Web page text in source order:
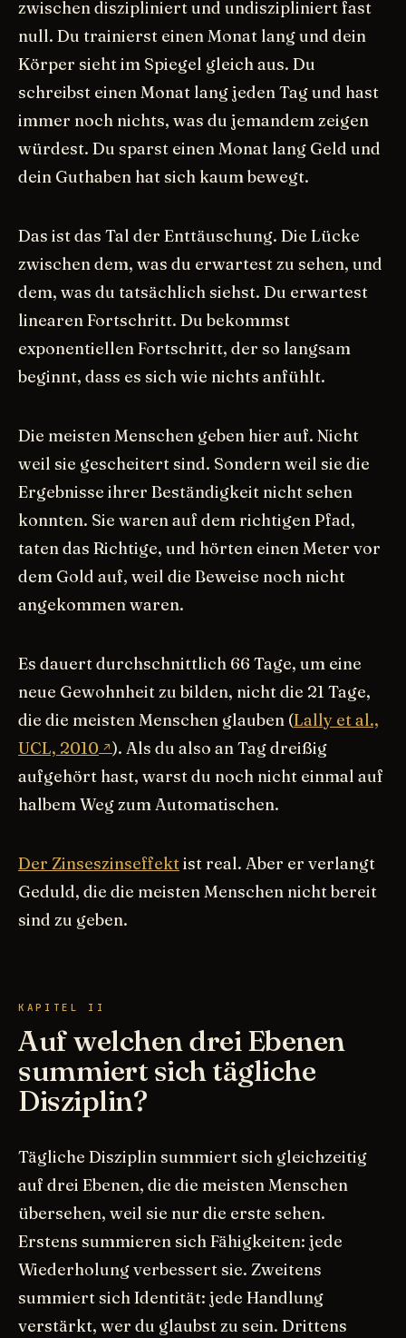
zwischen diszipliniert und undiszipliniert fast
null. Du trainierst einen Monat lang und dein
Körper sieht im Spiegel gleich aus. Du
schreibst einen Monat lang jeden Tag und hast
immer noch nichts, was du jemandem zeigen
würdest. Du sparst einen Monat lang Geld und
dein Guthaben hat sich kaum bewegt.
Das ist das Tal der Enttäuschung. Die Lücke
zwischen dem, was du erwartest zu sehen, und
dem, was du tatsächlich siehst. Du erwartest
linearen Fortschritt. Du bekommst
exponentiellen Fortschritt, der so langsam
beginnt, dass es sich wie nichts anfühlt.
Die meisten Menschen geben hier auf. Nicht
weil sie gescheitert sind. Sondern weil sie die
Ergebnisse ihrer Beständigkeit nicht sehen
konnten. Sie waren auf dem richtigen Pfad,
taten das Richtige, und hörten einen Meter vor
dem Gold auf, weil die Beweise noch nicht
angekommen waren.
Es dauert durchschnittlich 66 Tage, um eine
neue Gewohnheit zu bilden, nicht die 21 Tage,
die die meisten Menschen glauben (Lally et al.,
UCL, 2010
). Als du also an Tag dreißig
aufgehört hast, warst du noch nicht einmal auf
halbem Weg zum Automatischen.
Der Zinseszinseffektist real. Aber er verlangt
Geduld, die die meisten Menschen nicht bereit
sind zu geben.
KAPITEL II
Auf welchen drei Ebenen
summiert sich tägliche
Disziplin?
Tägliche Disziplin summiert sich gleichzeitig
auf drei Ebenen, die die meisten Menschen
übersehen, weil sie nur die erste sehen.
Erstens summieren sich Fähigkeiten: jede
Wiederholung verbessert sie. Zweitens
summiert sich Identität: jede Handlung
verstärkt, wer du glaubst zu sein. Drittens